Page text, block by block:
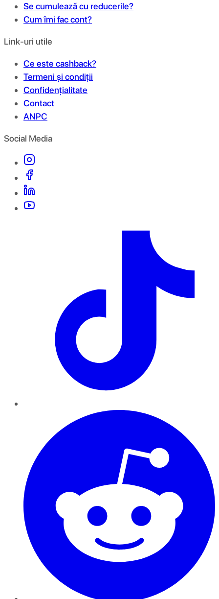
Se cumulează cu reducerile?
Cum îmi fac cont?
Link-uri utile
Ce este cashback?
Termeni și condiții
Confidențialitate
Contact
ANPC
Social Media